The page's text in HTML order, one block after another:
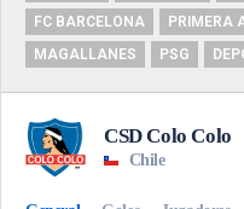
FC BARCELONA
PRIMERA
MAGALLANES
PSG